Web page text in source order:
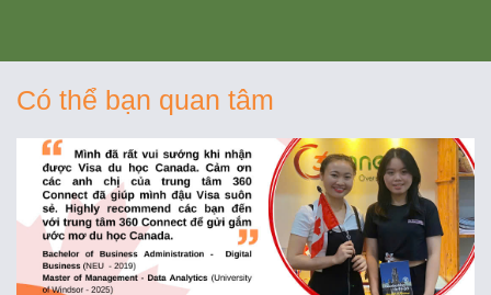
Có thể bạn quan tâm